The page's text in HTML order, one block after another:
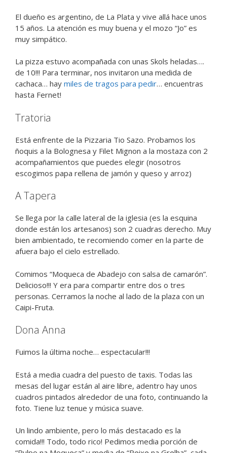
El dueño es argentino, de La Plata y vive allá hace unos
15 años. La atención es muy buena y el mozo “Jo” es
muy simpático.
La pizza estuvo acompañada con unas Skols heladas….
de 10!!! Para terminar, nos invitaron una medida de
cachaca… hay miles de tragos para pedir… encuentras
hasta Fernet!
Tratoria
Está enfrente de la Pizzaria Tio Sazo. Probamos los
ñoquis a la Bolognesa y Filet Mignon a la mostaza con 2
acompañamientos que puedes elegir (nosotros
escogimos papa rellena de jamón y queso y arroz)
A Tapera
Se llega por la calle lateral de la iglesia (es la esquina
donde están los artesanos) son 2 cuadras derecho. Muy
bien ambientado, te recomiendo comer en la parte de
afuera bajo el cielo estrellado.
Comimos “Moqueca de Abadejo con salsa de camarón”.
Delicioso!!! Y era para compartir entre dos o tres
personas. Cerramos la noche al lado de la plaza con un
Caipi-Fruta.
Dona Anna
Fuimos la última noche… espectacular!!!
Está a media cuadra del puesto de taxis. Todas las
mesas del lugar están al aire libre, adentro hay unos
cuadros pintados alrededor de una foto, continuando la
foto. Tiene luz tenue y música suave.
Un lindo ambiente, pero lo más destacado es la
comida!!! Todo, todo rico! Pedimos media porción de